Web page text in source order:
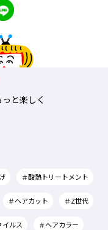
と楽しく
＃酸熱トリートメント
＃ヘアカット ＃Z世代
イルス ＃ヘアカラー